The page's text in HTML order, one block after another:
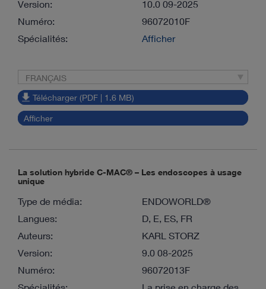
Version:
10.0 09-2025
Numéro:
96072010F
Spécialités:
Afficher
FRANÇAIS
Télécharger (PDF | 1.6 MB)
Afficher
La solution hybride C-MAC® – Les endoscopes à usage
unique
Type de média:
ENDOWORLD®
Langues:
D, E, ES, FR
Auteurs:
KARL STORZ
Version:
9.0 08-2025
Numéro:
96072013F